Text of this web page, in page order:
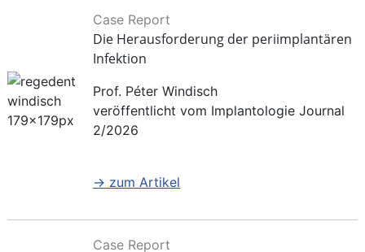
Case Report
Die Herausforderung der periimplantären
Infektion
Prof. Péter Windisch
veröffentlicht vom Implantologie Journal
2/2026
→ zum Artikel
Case Report